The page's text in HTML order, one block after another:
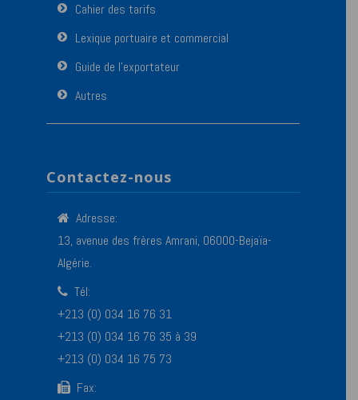
Cahier des tarifs
Lexique portuaire et commercial
Guide de l’exportateur
Autres
Contactez-nous
Adresse:
13, avenue des frères Amrani, 06000-Bejaïa-
Algérie.
Tél:
+213 (0) 034 16 76 31
+213 (0) 034 16 76 35 à 39
+213 (0) 034 16 75 73
Fax: